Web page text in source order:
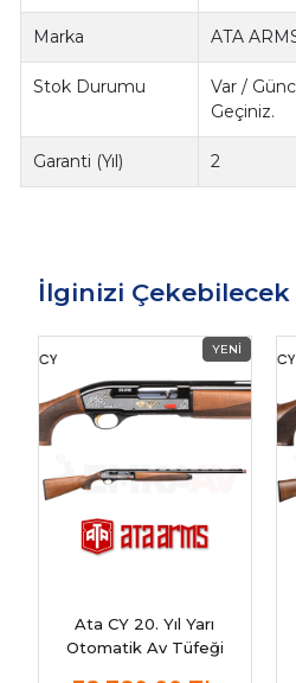
Marka ATA
Stok Durumu
Var /
Geçiniz.
Garanti (Yıl) 2
İlginizi
Ata CY 20. Yıl Yarı
Otomatik Av Tüfeği